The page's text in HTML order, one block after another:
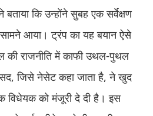
कि उन्होंने सुबह एक सर्वेक्षण
आया। ट्रंप का यह बयान ऐसे
राजनीति में काफी उथल-पुथल
जिसे नेसेट कहा जाता है, ने खुद
विधेयक को मंजूरी दे दी है। इस